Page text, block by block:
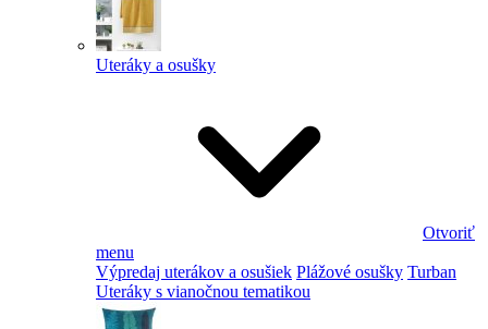
Uteráky a osušky
Otvoriť
menu
Výpredaj uterákov a osušiek Plážové osušky Turban
Uteráky s vianočnou tematikou